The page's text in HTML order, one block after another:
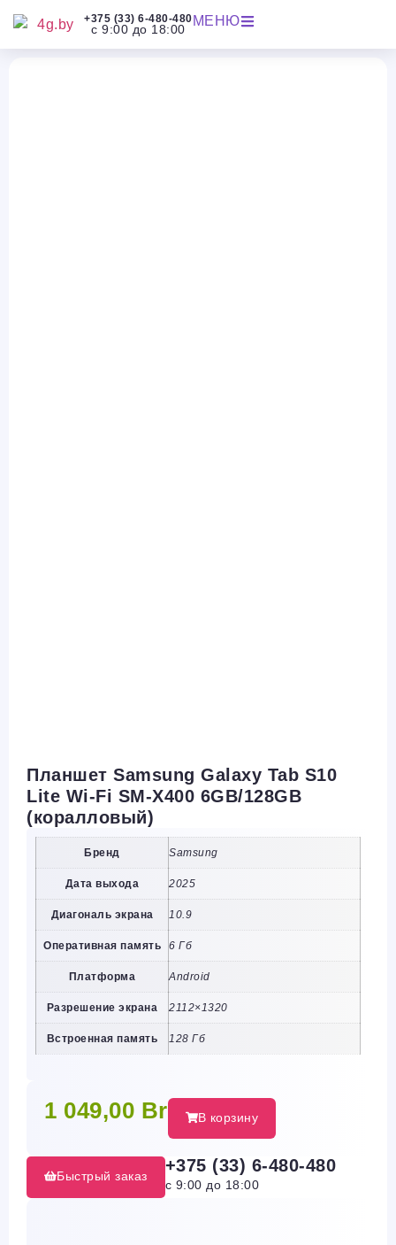
+375 (33) 6-480-480
с 9:00 до 18:00
МЕНЮ
Планшет Samsung Galaxy Tab S10
Lite Wi-Fi SM-X400 6GB/128GB
(коралловый)
Бренд Samsung
Дата выхода 2025
Диагональ экрана 10.9
Оперативная память 6 Гб
Платформа Android
Разрешение экрана 2112×1320
Встроенная память 128 Гб
1 049,00 Br В корзину
Быстрый заказ
+375 (33) 6-480-480
с 9:00 до 18:00